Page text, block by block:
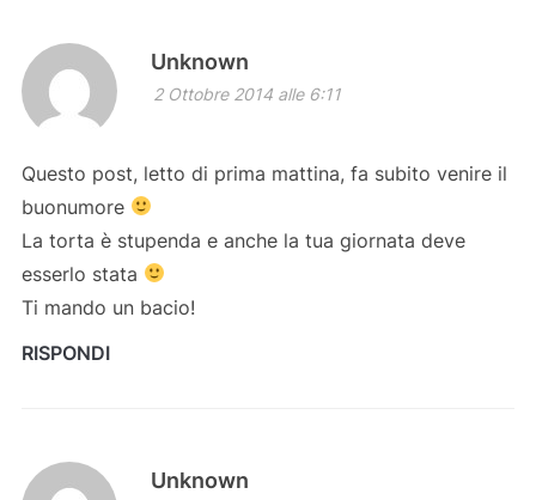
Unknown
2 Ottobre 2014 alle 6:11
Questo post, letto di prima mattina, fa subito venire il
buonumore
La torta è stupenda e anche la tua giornata deve
esserlo stata
Ti mando un bacio!
RISPONDI
Unknown